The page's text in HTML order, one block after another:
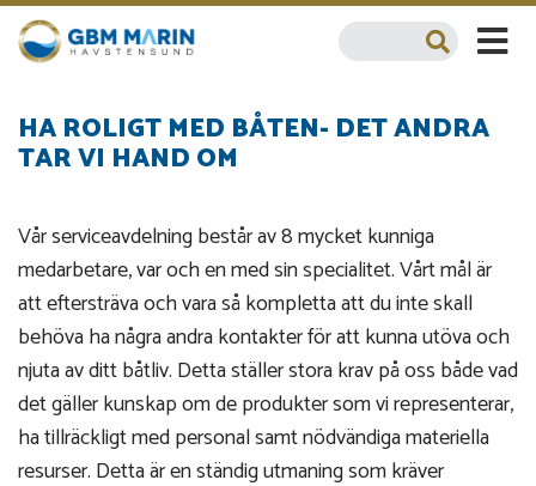
HA ROLIGT MED BÅTEN- DET ANDRA
TAR VI HAND OM
Vår serviceavdelning består av 8 mycket kunniga
medarbetare, var och en med sin specialitet. Vårt mål är
att eftersträva och vara så kompletta att du inte skall
behöva ha några andra kontakter för att kunna utöva och
njuta av ditt båtliv. Detta ställer stora krav på oss både vad
det gäller kunskap om de produkter som vi representerar,
ha tillräckligt med personal samt nödvändiga materiella
resurser. Detta är en ständig utmaning som kräver